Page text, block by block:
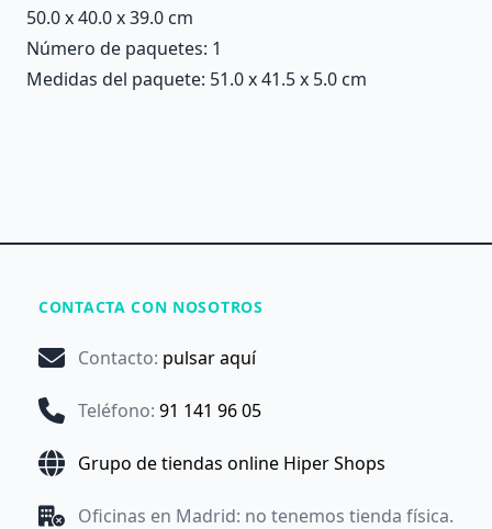
50.0 x 40.0 x 39.0 cm
Número de paquetes: 1
Medidas del paquete: 51.0 x 41.5 x 5.0 cm
CONTACTA CON NOSOTROS
Contacto: pulsar aquí
Teléfono: 91 141 96 05
Grupo de tiendas online Hiper Shops
Oficinas en Madrid: no tenemos tienda física.